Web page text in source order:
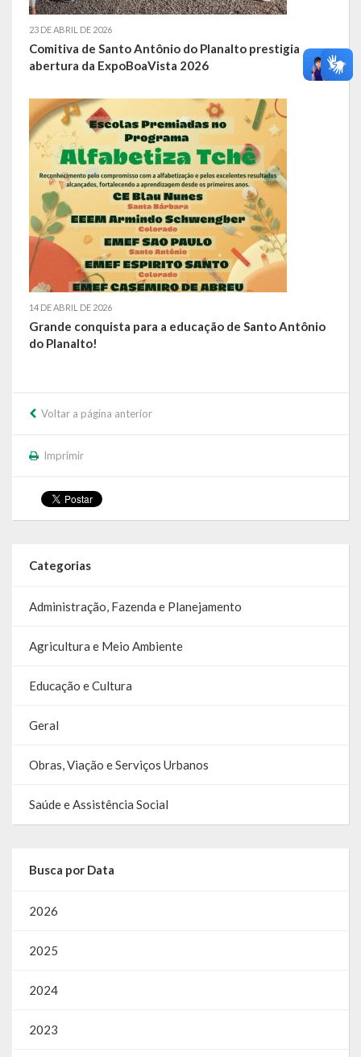
23 DE ABRIL DE 2026
Comitiva de Santo Antônio do Planalto prestigia
abertura da ExpoBoaVista 2026
14 DE ABRIL DE 2026
Grande conquista para a educação de Santo Antônio
do Planalto!
Voltar a página anterior
Imprimir
Categorias
Administração, Fazenda e Planejamento
Agricultura e Meio Ambiente
Educação e Cultura
Geral
Obras, Viação e Serviços Urbanos
Saúde e Assistência Social
Busca por Data
2026
2025
2024
2023